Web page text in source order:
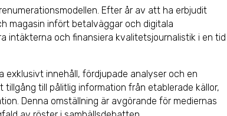
Efter år av att ha erbjudit
magasin infört betalväggar och digitala
intäkterna och finansiera kvalitetsjournalistik i en tid
innehåll, fördjupade analyser och en
tillgång till pålitlig information från etablerade källor,
Denna omställning är avgörande för mediernas